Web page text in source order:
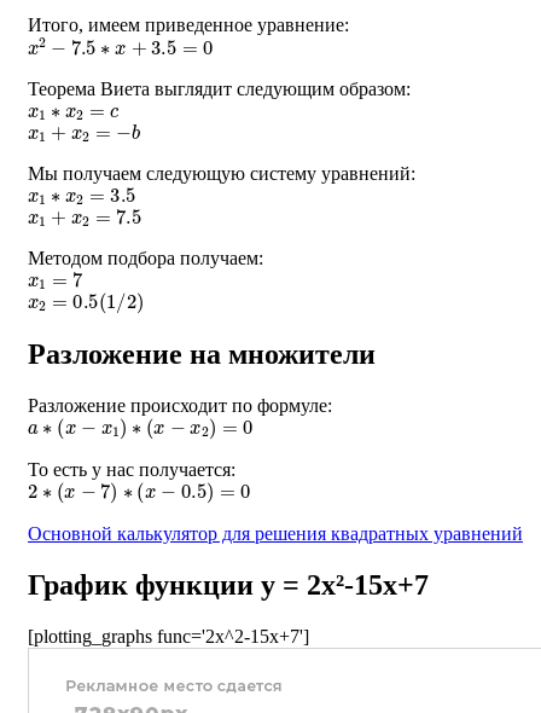
Итого, имеем приведенное уравнение:
x2−7.5∗x+3.5=0
Теорема Виета выглядит следующим образом:
x1∗x2= c
x1 + x2 =− b
Мы получаем следующую систему уравнений:
x1∗x2=3.5
x1 + x2 =7.5
Методом подбора получаем:
x1=7
x2 =0.5 (1/ )
Разложение на множители
Разложение происходит по формуле:
a ∗(x−x1)∗ (x−x2)=0
То есть у нас получается:
2∗(x−7)∗(x −0.5)=0
Основной калькулятор для решения квадратных уравнений
График функции y = 2x²-15x+7
[plotting_graphs func='2x^2-15x+7']